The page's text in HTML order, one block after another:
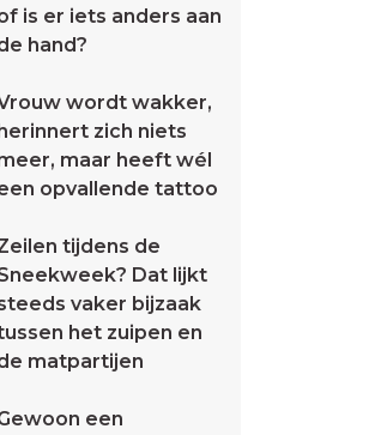
is er iets anders aan
hand?
wordt wakker,
zich niets
maar heeft wél
opvallende tattoo
tijdens de
Dat lijkt
vaker bijzaak
het zuipen en
matpartijen
een